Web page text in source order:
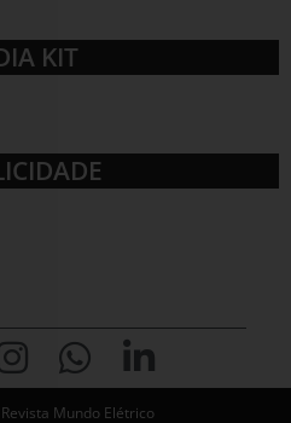
KIT
Mundo Elétrico